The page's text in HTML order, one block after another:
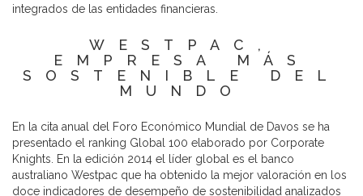
integrados de las entidades financieras.
WESTPAC,
EMPRESA MÁS
SOSTENIBLE DEL
MUNDO
En la cita anual del Foro Económico Mundial de Davos se ha
presentado el ranking Global 100 elaborado por Corporate
Knights. En la edición 2014 el líder global es el banco
australiano Westpac que ha obtenido la mejor valoración en los
doce indicadores de desempeño de sostenibilidad analizados